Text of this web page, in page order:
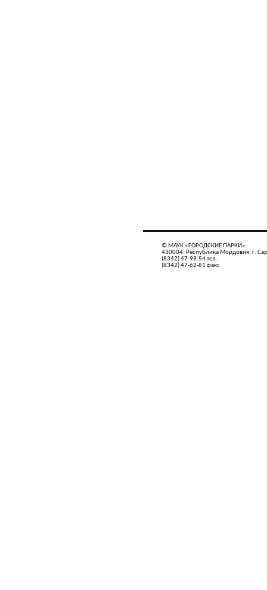
© МАУК «ГОРОДСКИЕ ПАРКИ»
430004, Республика Мордовия, г.
(8342) 47-99-54 тел.
(8342) 47-62-81 факс